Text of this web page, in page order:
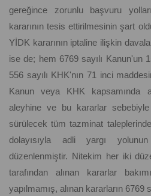
gereğince zorunlu başvuru
kararının tesis ettirilmesinin şart
YİDK kararının iptaline ilişkin
ise de; hem 6769 sayılı Kanun'un
556 sayılı KHK'nın 71 inci
Kanun veya KHK kapsamında
aleyhine ve bu kararlar
sürülecek tüm tazminat
dolayısıyla adli yargı
düzenlenmiştir. Nitekim her iki
tarafından alınan kararlar
yapılmamış, alınan kararların 6769